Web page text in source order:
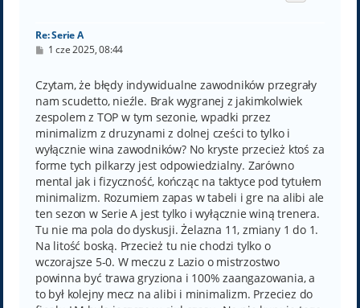
Re: Serie A
P
t
1 cze 2025, 08:44
Czytam, że błędy indywidualne zawodników przegrały
nam scudetto, nieźle. Brak wygranej z jakimkolwiek
zespolem z TOP w tym sezonie, wpadki przez
minimalizm z druzynami z dolnej cześci to tylko i
wyłącznie wina zawodników? No kryste przecież ktoś za
forme tych pilkarzy jest odpowiedzialny. Zarówno
mental jak i fizyczność, kończąc na taktyce pod tytułem
minimalizm. Rozumiem zapas w tabeli i gre na alibi ale
ten sezon w Serie A jest tylko i wyłącznie winą trenera.
Tu nie ma pola do dyskusji. Żelazna 11, zmiany 1 do 1.
Na litość boską. Przecież tu nie chodzi tylko o
wczorajsze 5-0. W meczu z Lazio o mistrzostwo
powinna być trawa gryziona i 100% zaangazowania, a
to był kolejny mecz na alibi i minimalizm. Przeciez do